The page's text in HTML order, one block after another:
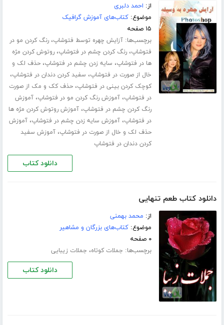
از: احمد دلبری
موضوع:کتاب‌های آموزش گرافیک
۱۵ صفحه
برچسب‌ها:آزایش چهره توسط فتوشاپ،رنگ کردن مو در
فتوشاپ،رنگ کردن چشم در فتوشاپ،روتوش کردن مژه
ها در فتوشاپ، سایه زدن چشم در فتوشاپ،حذف لک و
خال از صورت در فتوشاپ، سفید کردن دندان در فتوشاپ،
کوچک کردن بینی در فتوشاپ،حذف کک و مک از صورت
در فتوشاپ،آموزش رنگ کردن مو در فتوشاپ،آموزش
رنگ کردن چشم در فتوشاپ،آموزش روتوش کردن مژه ها
در فتوشاپ،آموزش سایه زدن چشم در فتوشاپ،آموزش
حذف لک و خال از صورت در فتوشاپ،آموزش سفید
کردن دندان در فتوشاپ
دانلود کتاب
دانلود کتاب طعم تنهایی
از: محمد بهمنی
موضوع:کتاب‌های بزرگان و مشاهیر
۰ صفحه
برچسب‌ها: جملات کوتاه، جملات زیبایی
دانلود کتاب